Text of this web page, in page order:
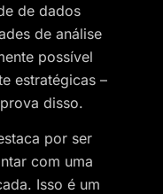
de dados
de análise
possível
estratégicas –
disso.
por ser
com uma
Isso é um